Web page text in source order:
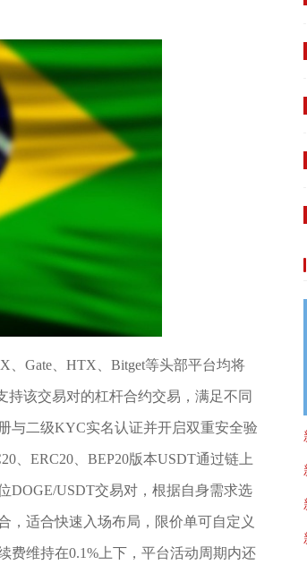
Gate、HTX、Bitget等头部平台均将
该交易对的杠杆合约交易，满足不同
与二级KYC实名认证并开启双重安全验
、ERC20、BEP20版本USDT通过链上
DOGE/USDT交易对，根据自身需求选
，适合快速入场布局，限价单可自定义
费维持在0.1%上下，平台活动周期内还